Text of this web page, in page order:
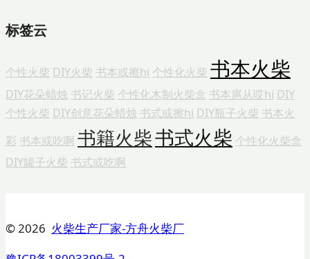
标签云
个性火柴 DIY火柴 书本或擦hi 个性化火柴 书本火柴
DIY花朵蜡烛 书记火柴 个性化木制火柴盒 书本扈从哎hi DIY
个性火柴 DIY创意花朵蜡烛 书式或擦hi DIY瓶子火柴 书本火
彩 书本或吃啊 书籍火柴书式火柴 个性化火柴盒
DIY罐子火柴 书式或吃啊
© 2026 火柴生产厂家-方舟火柴厂